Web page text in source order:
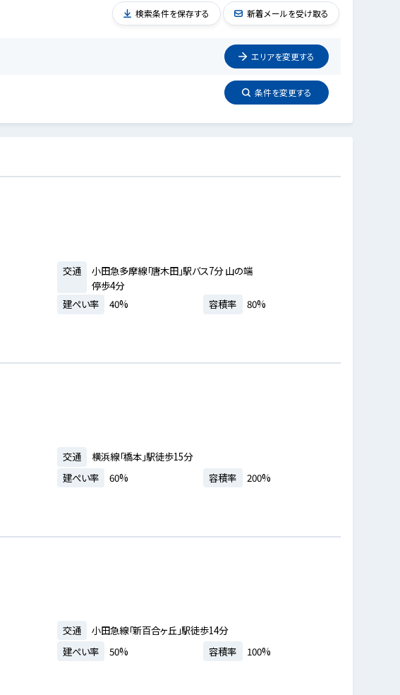
エリアを変更する
条件を変更する
検索条件を保存する 新着メールを受け取る
交通
小田急多摩線「唐木田」駅バス7分 山の端
停歩4分
建ぺい率 40% 容積率 80%
交通
横浜線「橋本」駅徒歩15分
建ぺい率 60% 容積率 200%
交通
小田急線「新百合ヶ丘」駅徒歩14分
建ぺい率 50% 容積率 100%